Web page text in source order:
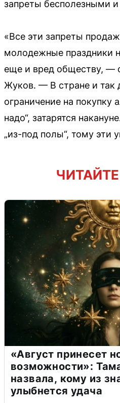
запреты бесполезными
«Все эти запреты
молодежные праздники
еще и вред обществу, —
Жуков. — В стране и так
ограничение на покупку
надо“, затарятся
„из-под полы“, тому эти
«Август принесет
возможности»:
назвала, кому из
улыбнется удача